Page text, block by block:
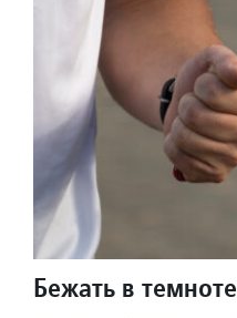
Бежать в темноте